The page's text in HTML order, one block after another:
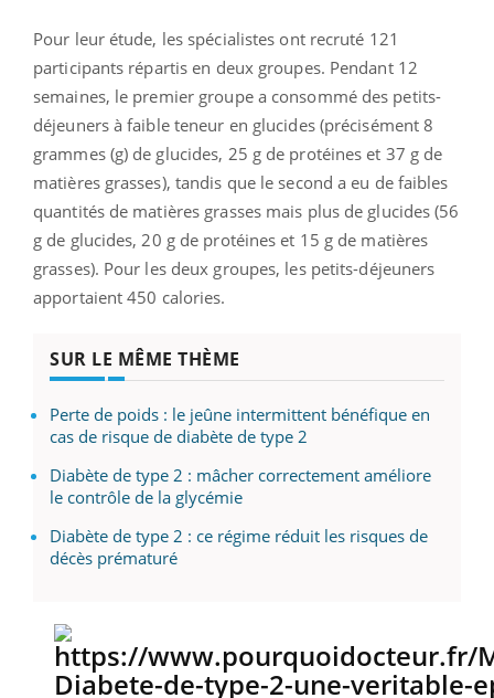
Pour leur étude, les spécialistes ont recruté 121
participants répartis en deux groupes. Pendant 12
semaines, le premier groupe a consommé des petits-
déjeuners à faible teneur en glucides (précisément 8
grammes (g) de glucides, 25 g de protéines et 37 g de
matières grasses), tandis que le second a eu de faibles
quantités de matières grasses mais plus de glucides (56
g de glucides, 20 g de protéines et 15 g de matières
grasses). Pour les deux groupes, les petits-déjeuners
apportaient 450 calories.
SUR LE MÊME THÈME
Perte de poids : le jeûne intermittent bénéfique en
cas de risque de diabète de type 2
Diabète de type 2 : mâcher correctement améliore
le contrôle de la glycémie
Diabète de type 2 : ce régime réduit les risques de
décès prématuré